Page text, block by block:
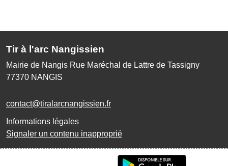
Tir à l'arc Nangissien
Mairie de Nangis Rue Maréchal de Lattre de Tassigny
77370 NANGIS
contact@tiralarcnangissien.fr
Informations légales
Signaler un contenu inapproprié